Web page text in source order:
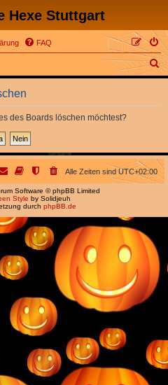
Hexe Stuttgart
FAQ
S
u
des Boards löschen möchtest?
Alle Zeiten sindUTC+02:00
Software © phpBB Limited
Style by Solidjeuh
durch phpBB.de